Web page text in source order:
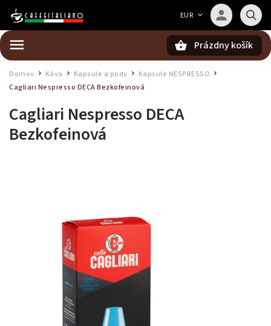
EUR
Prázdny košík
Domov Káva Kapsule a pody Kapsule NESPRESSO /
Cagliari Nespresso DECABezkofeinová
Cagliari Nespresso DECA
Bezkofeinová
Barista — poradca Caffeitaliano